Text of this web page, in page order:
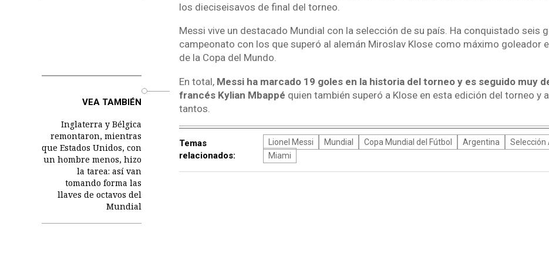
los dieciseisavos de final del torneo.
Messi vive un destacado Mundial con la selección de su país. Ha conquistado seis
campeonato con los que superó al alemán Miroslav Klose como máximo goleador
de la Copa del Mundo.
VEA TAMBIÉN
Inglaterra y Bélgica
remontaron, mientras
que Estados Unidos, con
un hombre menos, hizo
la tarea: así van
tomando forma las
llaves de octavos del
Mundial
En total, Messi ha marcado 19 goles en la historia del torneo y es seguido muy
francés Kylian Mbappé quien también superó a Klose en esta edición del torneo y
tantos.
Temas
relacionados:
Lionel Messi Mundial Copa Mundial del Fútbol Argentina
Selección
Miami